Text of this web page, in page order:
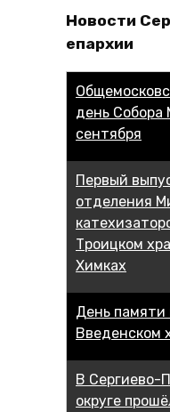
Новости
епархии
день Собора
сентября
Первый
отделения
Троицком
Химках
День памяти
Введенском
В Сергиево-
округе